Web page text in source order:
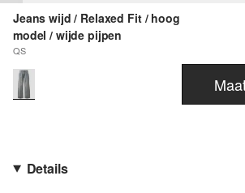
Jeans wijd / Relaxed Fit / hoog
model / wijde pijpen
QS
Details